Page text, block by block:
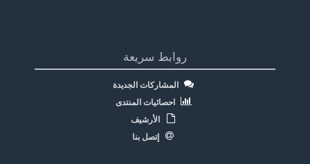
روابط سريعة
المشاركات الجديدة
احصائيات المنتدى
الأرشيف
إتصل بنا